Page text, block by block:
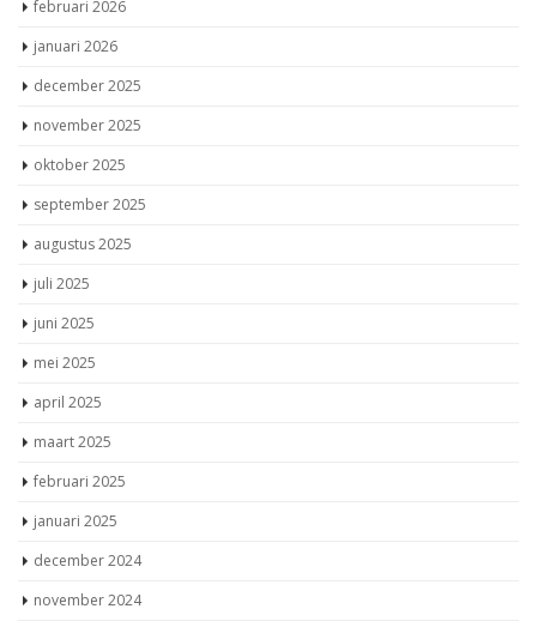
februari 2026
januari 2026
december 2025
november 2025
oktober 2025
september 2025
augustus 2025
juli 2025
juni 2025
mei 2025
april 2025
maart 2025
februari 2025
januari 2025
december 2024
november 2024